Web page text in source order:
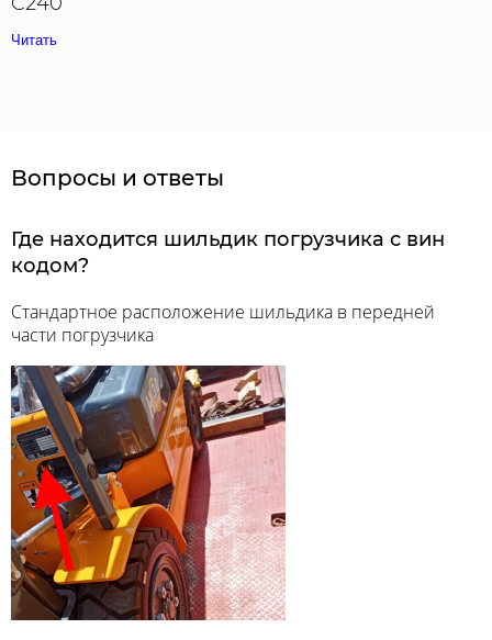
Читать
Вопросы и ответы
Где находится шильдик погрузчика с вин
кодом?
Стандартное расположение шильдика в передней
части погрузчика